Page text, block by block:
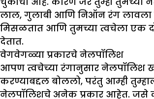
लाल, गुलाबी आणि निऑन रंग लावला
मिसळतात आणि तुमच्या त्वचेला एक
देतात.
वेगवेगळ्या प्रकारचे नेलपॉलिश
आपण त्वचेच्या रंगानुसार नेलपॉलिश
करण्याबद्दल बोललो, परंतु आम्ही
नेलपॉलिशचे अनेक प्रकार आहेत. जसे